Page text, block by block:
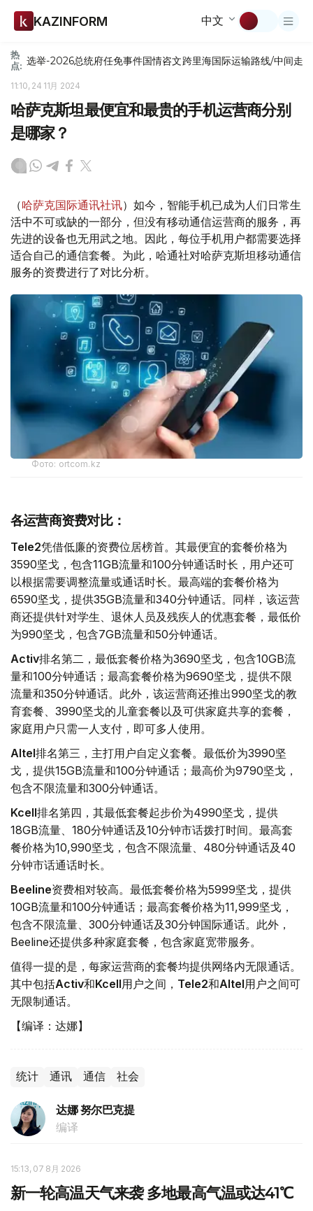
KAZINFORM 中文
热
点: 选举-2026总统府任免事件国情咨文跨里海国际运输路线/中间走廊
11:10, 24 11月 2024
哈萨克斯坦最便宜和最贵的手机运营商分别
是哪家？
（哈萨克国际通讯社讯）如今，智能手机已成为人们日常生
活中不可或缺的一部分，但没有移动通信运营商的服务，再
先进的设备也无用武之地。因此，每位手机用户都需要选择
适合自己的通信套餐。为此，哈通社对哈萨克斯坦移动通信
服务的资费进行了对比分析。
Фото: ortcom.kz
各运营商资费对比：
Tele2凭借低廉的资费位居榜首。其最便宜的套餐价格为
3590坚戈，包含11GB流量和100分钟通话时长，用户还可
以根据需要调整流量或通话时长。最高端的套餐价格为
6590坚戈，提供35GB流量和340分钟通话。同样，该运营
商还提供针对学生、退休人员及残疾人的优惠套餐，最低价
为990坚戈，包含7GB流量和50分钟通话。
Activ排名第二，最低套餐价格为3690坚戈，包含10GB流
量和100分钟通话；最高套餐价格为9690坚戈，提供不限
流量和350分钟通话。此外，该运营商还推出990坚戈的教
育套餐、3990坚戈的儿童套餐以及可供家庭共享的套餐，
家庭用户只需一人支付，即可多人使用。
Altel排名第三，主打用户自定义套餐。最低价为3990坚
戈，提供15GB流量和100分钟通话；最高价为9790坚戈，
包含不限流量和300分钟通话。
Kcell排名第四，其最低套餐起步价为4990坚戈，提供
18GB流量、180分钟通话及10分钟市话拨打时间。最高套
餐价格为10,990坚戈，包含不限流量、480分钟通话及40
分钟市话通话时长。
Beeline资费相对较高。最低套餐价格为5999坚戈，提供
10GB流量和100分钟通话；最高套餐价格为11,999坚戈，
包含不限流量、300分钟通话及30分钟国际通话。此外，
Beeline还提供多种家庭套餐，包含家庭宽带服务。
值得一提的是，每家运营商的套餐均提供网络内无限通话。
其中包括Activ和Kcell用户之间， Tele2和Altel用户之间可
无限制通话。
【编译：达娜】
统计 通讯 通信 社会
达娜 努尔巴克提
编译
15:13, 07 8月 2026
新一轮高温天气来袭 多地最高气温或达41℃